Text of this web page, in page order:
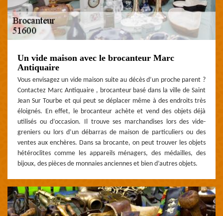
Un vide maison avec le brocanteur Marc
Antiquaire
Vous envisagez un vide maison suite au décès d’un proche parent ?
Contactez Marc Antiquaire , brocanteur basé dans la ville de Saint
Jean Sur Tourbe et qui peut se déplacer même à des endroits très
éloignés. En effet, le brocanteur achète et vend des objets déjà
utilisés ou d’occasion. Il trouve ses marchandises lors des vide-
greniers ou lors d’un débarras de maison de particuliers ou des
ventes aux enchères. Dans sa brocante, on peut trouver les objets
hétéroclites comme les appareils ménagers, des médailles, des
bijoux, des pièces de monnaies anciennes et bien d’autres objets.